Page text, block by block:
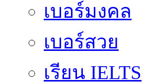
เบอร์มงคล
เบอร์สวย
เรียน IELTS